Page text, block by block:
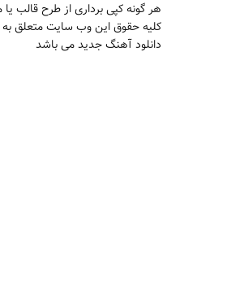
هر گونه کپی برداری از طرح قالب یا
کلیه حقوق این وب سایت متعلق
دانلود آهنگ جدید می باشد